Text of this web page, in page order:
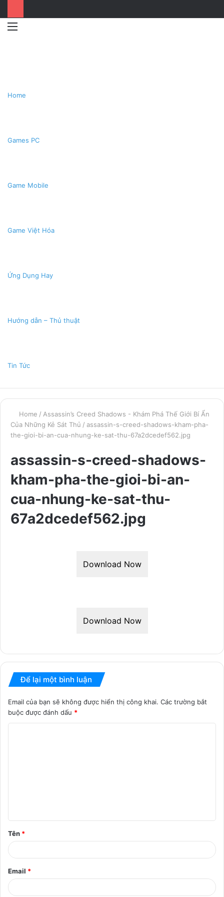
Home
Games PC
Game Mobile
Game Việt Hóa
Ứng Dụng Hay
Hướng dẫn – Thủ thuật
Tin Tức
Home / Assassin’s Creed Shadows - Khám Phá Thế Giới Bí Ẩn
Của Những Kẻ Sát Thủ / assassin-s-creed-shadows-kham-pha-
the-gioi-bi-an-cua-nhung-ke-sat-thu-67a2dcedef562.jpg
assassin-s-creed-shadows-
kham-pha-the-gioi-bi-an-
cua-nhung-ke-sat-thu-
67a2dcedef562.jpg
Download Now
Download Now
Để lại một bình luận
Email của bạn sẽ không được hiển thị công khai. Các trường bắt
buộc được đánh dấu *
ậ
n
Tên *
Email *